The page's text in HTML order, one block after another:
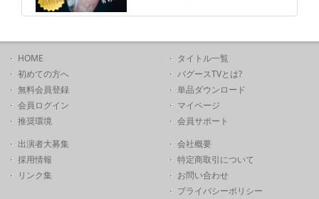
HOME
初めての方へ
無料会員登録
会員ログイン
推奨環境
タイトル一覧
バグースTVとは?
単品ダウンロード
マイページ
会員サポート
出演者大募集
採用情報
リンク集
会社概要
特定商取引について
お問い合わせ
プライバシーポリシー